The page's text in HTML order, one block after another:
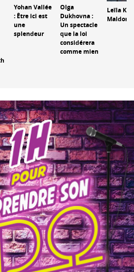
Yohan Vallée
: Être ici est
une
splendeur
Olga
Dukhovna :
Un spectacle
que la loi
considérera
comme mien
Leïla Ka :